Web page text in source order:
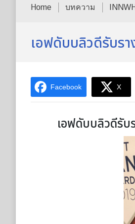
Home บทความ
เอฟดับบลิวดีรับร
Facebook X
เอฟดับบลิวดีรับ